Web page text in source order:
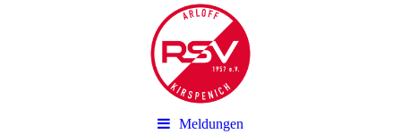
Meldungen